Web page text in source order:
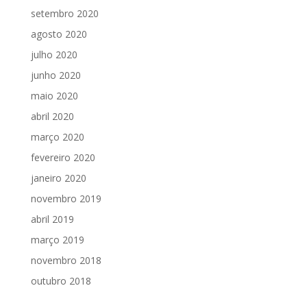
setembro 2020
agosto 2020
julho 2020
junho 2020
maio 2020
abril 2020
março 2020
fevereiro 2020
janeiro 2020
novembro 2019
abril 2019
março 2019
novembro 2018
outubro 2018